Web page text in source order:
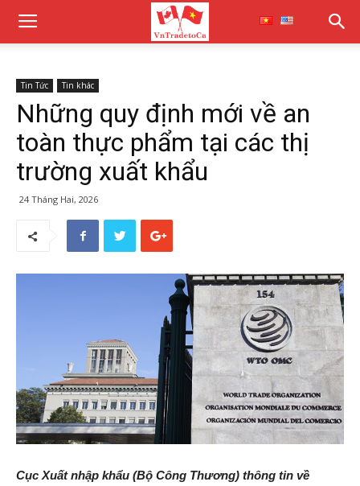
Tin Tức Tin khác
Những quy định mới về an
toàn thực phẩm tại các thị
trường xuất khẩu
24 Tháng Hai, 2026
Cục Xuất nhập khẩu (Bộ Công Thương) thông tin về